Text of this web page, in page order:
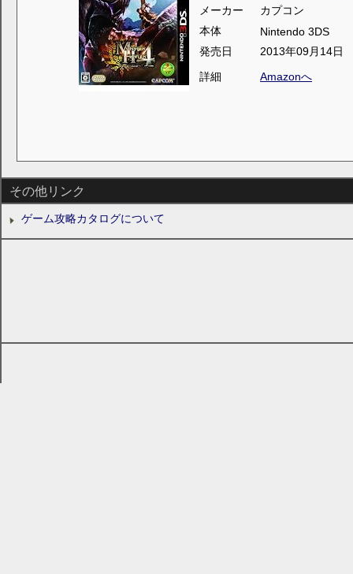
メーカー
カプコン
本体
Nintendo 3DS
発売日
2013年09月14日
詳細
Amazonへ
その他リンク
ゲーム攻略カタログについて